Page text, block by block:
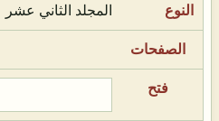
المجلد الثاني عشر